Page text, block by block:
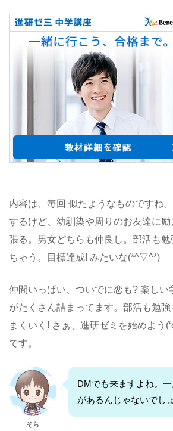
内容は、毎回 似たようなものですね
するけど、幼馴染や周りのお友達に
張る。男女どちらも仲良し。部活も
ちゃう。目標達成! みたいな(*^▽^*)
仲間いっぱい、ついでに恋も? 楽しい
がたくさん詰まってます。部活も勉強
まくいく! さぁ、進研ゼミを始めよう
です。
そら
DMでも来ますよね。
があるんじゃないでし